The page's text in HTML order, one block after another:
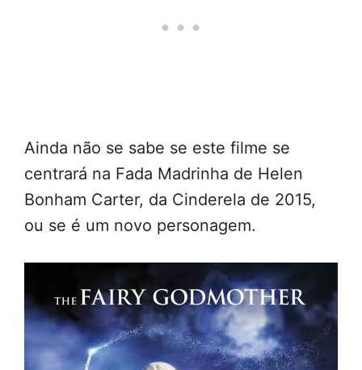
Ainda não se sabe se este filme se
centrará na Fada Madrinha de Helen
Bonham Carter, da Cinderela de 2015,
ou se é um novo personagem.